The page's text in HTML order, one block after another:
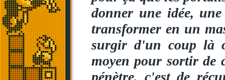
donner une idée,
transformer en un
surgir d'un coup là
moyen pour sortir de
pénètre, c'est de